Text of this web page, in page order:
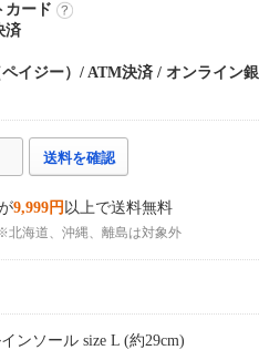
カード
済
ペイジー）/ ATM決済 / オンライン銀
送料を確認
9,999円 以上で送料無料
北海道、沖縄、離島は対象外
ンソール size L (約29cm)